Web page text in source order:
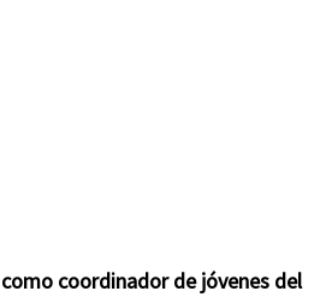
coordinador de jóvenes del